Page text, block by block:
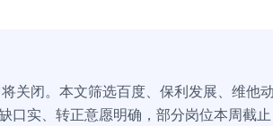
关闭。本文筛选百度、保利发展、维他
口实、转正意愿明确，部分岗位本周截止